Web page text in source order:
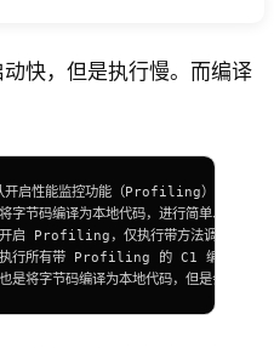
快，但是执行慢。而编译
开启性能监控功能（Profiling），如果不
字节码编译为本地代码，进行简单、可
启 Profiling，仅执行带方法调用次
行所有带 Profiling 的 C1 编译；
将字节码编译为本地代码，但是会启用一